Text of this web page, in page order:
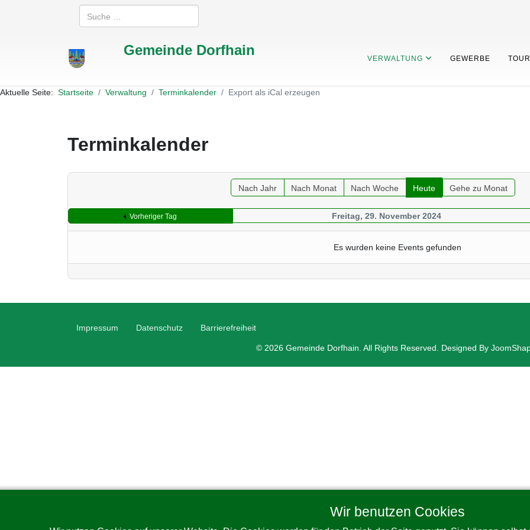
Suchen
Gemeinde Dorfhain VERWALTUNG GEWERBE
Aktuelle Seite: Startseite Verwaltung Terminkalender Export als iCal erzeugen
Terminkalender
Nach Jahr Nach Monat Nach Woche Heute Gehe zu Monat
Vorheriger Tag Freitag, 29. November 2024
Es wurden keine Events gefunden
Impressum Datenschutz
Barrierefreiheit
© 2026 Gemeinde Dorfhain. All Rights Reserved. Designed By
Wir benutzen Cookies